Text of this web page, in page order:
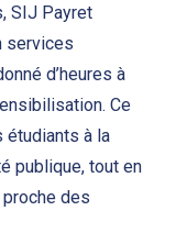
SIJ Payret
services
d’heures à
Ce
étudiants à la
publique, tout en
des